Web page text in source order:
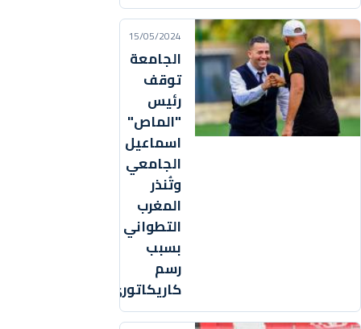
15/05/2024
الجامعة
توقف
رئيس
"الماص"
اسماعيل
الجامعي
وتُنذر
المغرب
التطواني
بسبب
رسم
كاريكاتوري